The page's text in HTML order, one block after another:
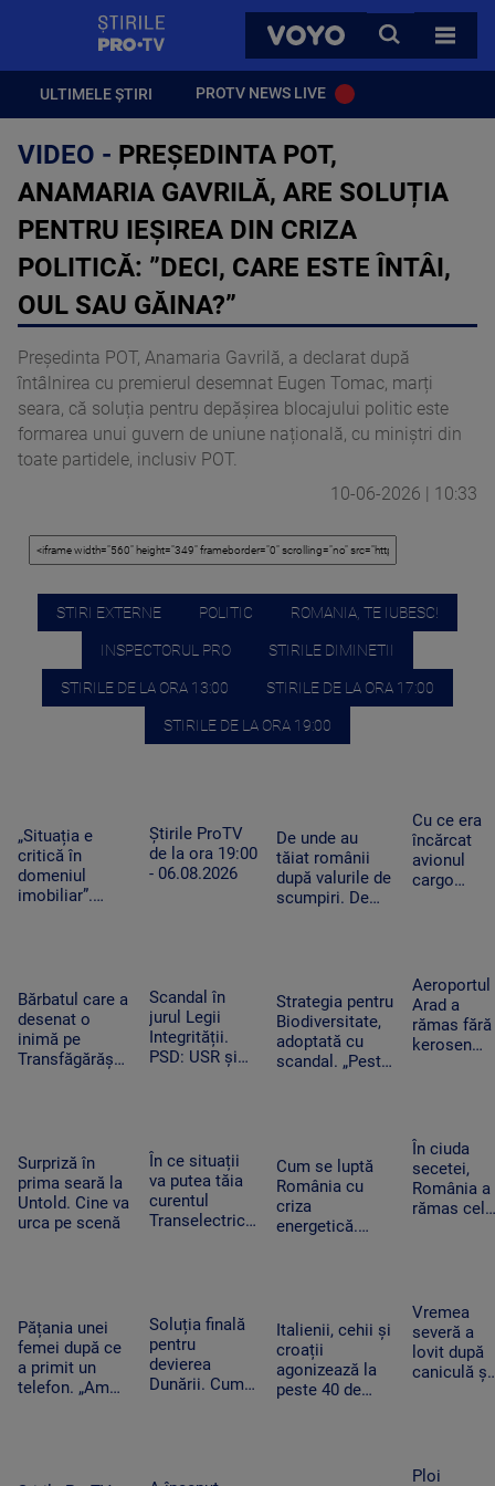
VOYO
CAUTA
TOATE
ULTIMELE ȘTIRI PROTV NEWS LIVE
VIDEO - PREȘEDINTA POT,
ANAMARIA GAVRILĂ, ARE SOLUȚIA
PENTRU IEȘIREA DIN CRIZA
POLITICĂ: ”DECI, CARE ESTE ÎNTÂI,
OUL SAU GĂINA?”
Președinta POT, Anamaria Gavrilă, a declarat după
întâlnirea cu premierul desemnat Eugen Tomac, marți
seara, că soluția pentru depășirea blocajului politic este
formarea unui guvern de uniune națională, cu miniștri din
toate partidele, inclusiv POT.
10-06-2026 | 10:33
STIRI EXTERNE POLITIC ROMANIA, TE IUBESC!
INSPECTORUL PRO STIRILE DIMINETII
STIRILE DE LA ORA 13:00 STIRILE DE LA ORA 17:00
STIRILE DE LA ORA 19:00
„Situația e
critică în
domeniul
imobiliar”.
cauza
blocajului de la
ANCPI
Știrile ProTV
de la ora 19:00
- 06.08.2026
De unde au
tăiat românii
după valurile de
scumpiri. De
cumpărături
Cu ce era
încărcat
avionul
cargo
dronă cu
bombă pe
aeroportul
din Leipzig
Bărbatul care a
desenat o
inimă pe
Transfăgărășan
singurul”
Scandal în
jurul Legii
Integrității.
PSD: USR și
Strategia pentru
Biodiversitate,
adoptată cu
scandal. „Peste
Aeroportul
Arad a
rămas fără
kerosen
nu a ajuns
la timp
Surpriză în
prima seară la
Untold. Cine va
urca pe scenă
În ce situații
va putea tăia
curentul
Transelectrica.
industriali”
Cum se luptă
România cu
criza
energetică.
trebuie să ne
întoarcem în
beznă”
În ciuda
secetei,
România a
rămas cel
Recoltele
au atins
niveluri
record
Pățania unei
femei după ce
a primit un
telefon. „Am
Soluția finală
pentru
devierea
Dunării. Cum
Italienii, cehii și
croații
agonizează la
peste 40 de
Vremea
severă a
lovit după
caniculă și
în timp ce
Ploi